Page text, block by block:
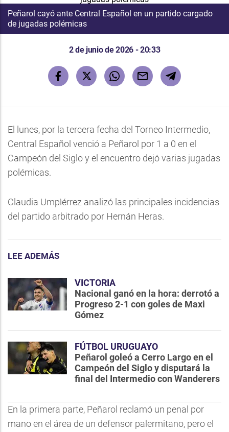
Peñarol cayó ante Central Español en un partido cargado
de jugadas polémicas
2 de junio de 2026 - 20:33
El lunes, por la tercera fecha del Torneo Intermedio,
Central Español venció a Peñarol por 1 a 0 en el
Campeón del Siglo y el encuentro dejó varias jugadas
polémicas.
Claudia Umpìérrez analizó las principales incidencias
del partido arbitrado por Hernán Heras.
LEE ADEMÁS
VICTORIA
Nacional ganó en la hora: derrotó a
Progreso 2-1 con goles de Maxi
Gómez
FÚTBOL URUGUAYO
Peñarol goleó a Cerro Largo en el
Campeón del Siglo y disputará la
final del Intermedio con Wanderers
En la primera parte, Peñarol reclamó un penal por
mano en el área de un defensor palermitano, pero el